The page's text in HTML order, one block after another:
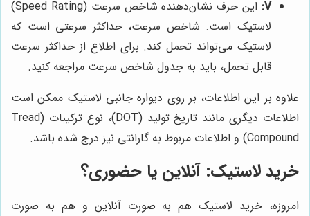
V:
این حرف نشان‌دهنده شاخص سرعت (Speed Rating)
لاستیک است. شاخص سرعت، حداکثر سرعتی است که
لاستیک می‌تواند تحمل کند. برای اطلاع از حداکثر سرعت
قابل تحمل، باید به جدول شاخص سرعت مراجعه کنید.
علاوه بر این اطلاعات، بر روی دیواره جانبی لاستیک ممکن است
اطلاعات دیگری مانند تاریخ تولید (DOT)، نوع ترکیبات (Tread
Compound) و اطلاعات مربوط به گارانتی نیز درج شده باشد.
خرید لاستیک: آنلاین یا حضوری؟
امروزه، خرید لاستیک هم به صورت آنلاین و هم به صورت